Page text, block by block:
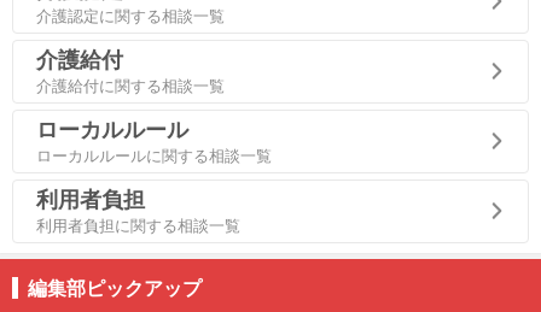
介護認定に関する相談一覧
介護給付
介護給付に関する相談一覧
ローカルルール
ローカルルールに関する相談一覧
利用者負担
利用者負担に関する相談一覧
編集部ピックアップ